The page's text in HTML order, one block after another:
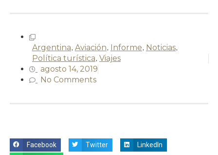
Argentina, Aviación, Informe, Noticias,
Política turística, Viajes
agosto 14, 2019
No Comments
Facebook Twitter
LinkedIn